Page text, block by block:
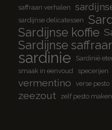
saffraan verhalen
sardijnse delicatessen
Sardijnse koffie
Sardijnse
sardinie Sardinië
smaak in eenvoud
specerijen
vermentino verse pesto
zeezout
zelf pesto maken